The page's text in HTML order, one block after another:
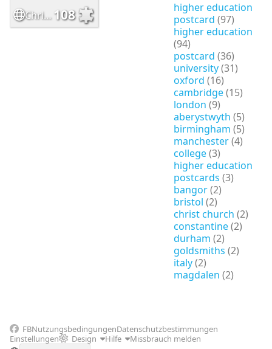
higher education
postcard (97)
higher education
(94)
postcard (36)
university(31)
oxford (16)
cambridge(15)
london (9)
aberystwyth (5)
birmingham (5)
manchester(4)
college(3)
higher education
postcards (3)
bangor(2)
bristol (2)
christ church (2)
constantine(2)
durham (2)
goldsmiths (2)
italy(2)
magdalen (2)
Christ Church College, Oxford 108
FBNutzungsbedingungenDatenschutzbestimmungen
Einstellungen
Design Hilfe Missbrauch melden